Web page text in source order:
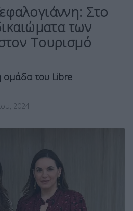
Στο
των
Τουρισμό
ομάδα του Libre
2024